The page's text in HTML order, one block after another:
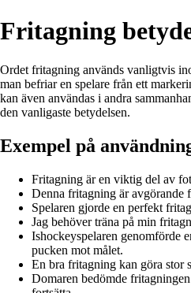
Fritagning
Ordet fritagning används vanligtvis
man befriar en spelare från ett
kan även användas i andra
den vanligaste betydelsen.
Exempel på
Fritagning är en viktig del av
Denna fritagning är avgörande
Spelaren gjorde en perfekt
Jag behöver träna på min
Ishockeyspelaren genomförde
pucken mot målet.
En bra fritagning kan göra stor
Domaren bedömde